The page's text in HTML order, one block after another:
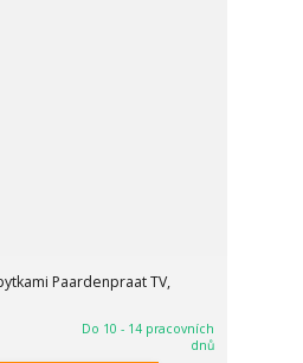
Paardenpraat TV,
Do 10 - 14 pracovních
dnů